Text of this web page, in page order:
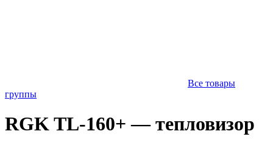
Все товары
группы
RGK TL-160+ — тепловизор